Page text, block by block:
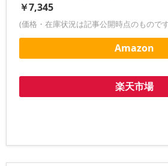
￥7,345
(価格・在庫状況は記事公開時点のもので
Amazon
楽天市場